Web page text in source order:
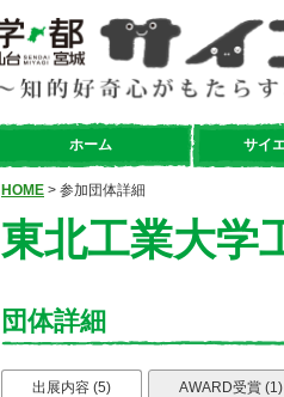
ホーム サイ
HOME > 参加団体詳細
東北工業大学
団体詳細
出展内容 (5) AWARD受賞 (1)